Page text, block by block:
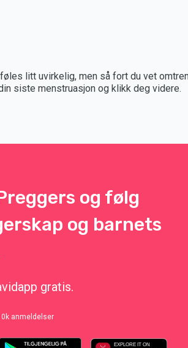
litt uvirkelig, men så fort du vet
siste menstruasjon og klikk deg videre.
og følg
og barnets
gratis.
anmeldelser